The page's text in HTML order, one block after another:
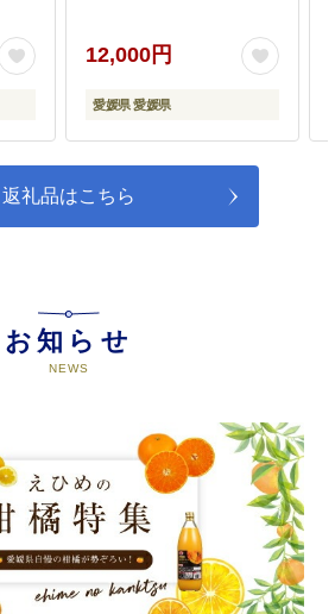
12,000円
愛媛県 愛媛県
返礼品はこちら
お知らせ
NEWS